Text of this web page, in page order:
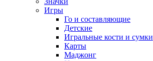
Игры
Го и составляющие
Детские
Игральные кости и сумки
Карты
Маджонг